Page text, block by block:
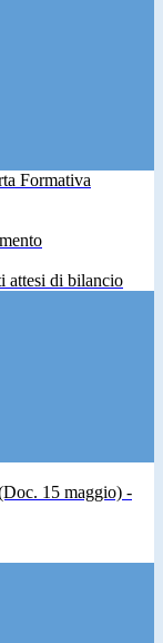
Formativa
attesi di bilancio
15 maggio) -